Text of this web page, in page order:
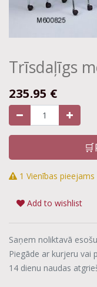
Trīsdaļīgs
235.95 €
1 Vienības pieejams
Add to wishlist
Saņem noliktavā
Piegāde ar kurjeru vai
14 dienu naudas